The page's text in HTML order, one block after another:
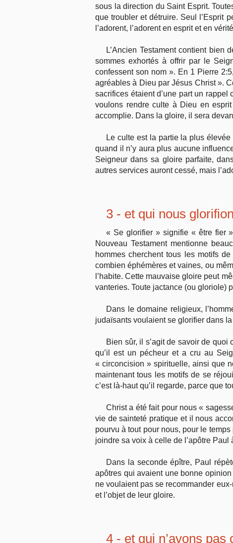
sous la direction du Saint Esprit.
que troubler et détruire. Seul l’Esprit
l’adorent, l’adorent en esprit et en
L’Ancien Testament contient bien
sommes exhortés à offrir par le
confessent son nom ». En 1 Pierre
agréables à Dieu par Jésus Christ ».
sacrifices étaient d’une part un
voulons rendre culte à Dieu en
accomplie. Dans la gloire, il sera
Le culte est la partie la plus
quand il n’y aura plus aucune
Seigneur dans sa gloire parfaite,
autres services auront cessé, mais
3 - et qui nous
« Se glorifier » signifie « être fier
Nouveau Testament mentionne
hommes cherchent tous les motifs
combien éphémères et vaines, ou
l’habite. Cette mauvaise gloire peut
vanteries. Toute jactance (ou gloriole)
Dans le domaine religieux,
judaïsants voulaient se glorifier dans
Bien sûr, il s’agit de savoir de
qu’il est un pécheur et a cru au
« circonci­sion » spirituelle, ainsi que
maintenant tous les motifs de se
c’est là-haut qu’il regarde, parce que
Christ a été fait pour nous «
vie de sainteté pratique et il nous
pourvu à tout pour nous, pour le
joindre sa voix à celle de l’apô­tre
Dans la seconde épître, Paul
apôtres qui avaient une bonne
ne voulaient pas se recommander
et l’objet de leur gloire.
4 - et qui n’avons